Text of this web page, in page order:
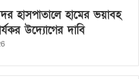
হাসপাতালে হামের ভয়াবহ
উদ্যোগের দাবি